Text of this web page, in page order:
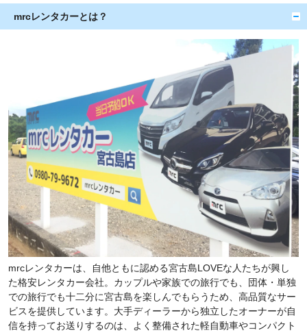
車種をご用意。メンテナンスもばっちりで、快適な旅行ができま
すよ。
約款・規約(PDF)
mrcレンタカーとは？
mrcレンタカーは、自他ともに認める宮古島LOVEな人たちが興し
た格安レンタカー会社。カップルや家族での旅行でも、団体・単独
での旅行でも十二分に宮古島を楽しんでもらうため、高品質なサー
ビスを提供しています。大手ディーラーから独立したオーナーが自
信を持ってお送りするのは、よく整備された軽自動車やコンパクト